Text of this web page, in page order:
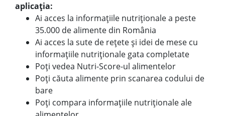
aplicația:
Ai acces la informațiile nutriționale a peste
35.000 de alimente din România
Ai acces la sute de rețete și idei de mese cu
informațiile nutriționale gata completate
Poți vedea Nutri-Score-ul alimentelor
Poți căuta alimente prin scanarea codului de
bare
Poți compara informațiile nutriționale ale